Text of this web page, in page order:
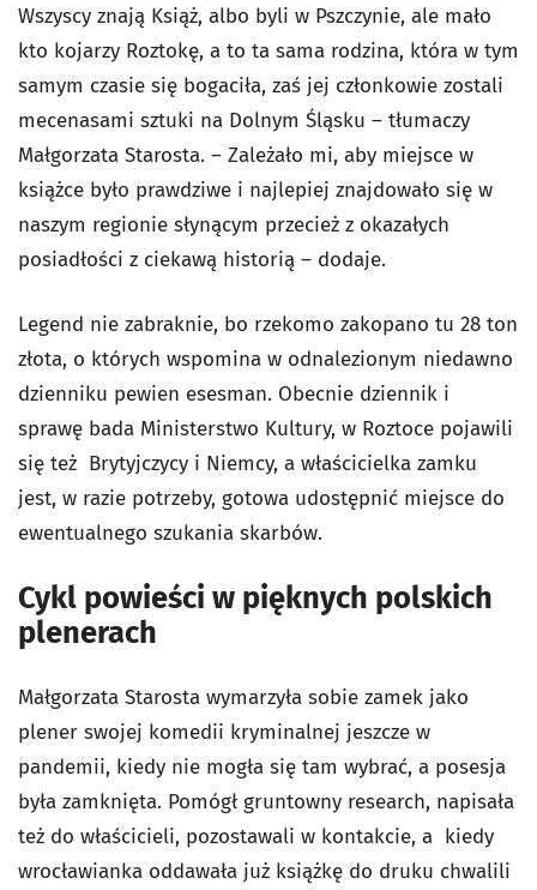
Wszyscy znają Książ, albo byli w Pszczynie, ale mało
kto kojarzy Roztokę, a to ta sama rodzina, która w tym
samym czasie się bogaciła, zaś jej członkowie zostali
mecenasami sztuki na Dolnym Śląsku – tłumaczy
Małgorzata Starosta. – Zależało mi, aby miejsce w
książce było prawdziwe i najlepiej znajdowało się w
naszym regionie słynącym przecież z okazałych
posiadłości z ciekawą historią – dodaje.
Legend nie zabraknie, bo rzekomo zakopano tu 28 ton
złota, o których wspomina w odnalezionym niedawno
dzienniku pewien esesman. Obecnie dziennik i
sprawę bada Ministerstwo Kultury, w Roztoce pojawili
się też Brytyjczycy i Niemcy, a właścicielka zamku
jest, w razie potrzeby, gotowa udostępnić miejsce do
ewentualnego szukania skarbów.
Cykl powieści w pięknych polskich
plenerach
Małgorzata Starosta wymarzyła sobie zamek jako
plener swojej komedii kryminalnej jeszcze w
pandemii, kiedy nie mogła się tam wybrać, a posesja
była zamknięta. Pomógł gruntowny research, napisała
też do właścicieli, pozostawali w kontakcie, a kiedy
wrocławianka oddawała już książkę do druku chwalili